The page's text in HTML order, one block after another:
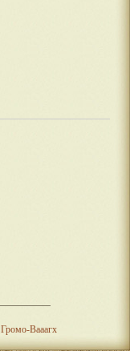
Громо-Вааагх